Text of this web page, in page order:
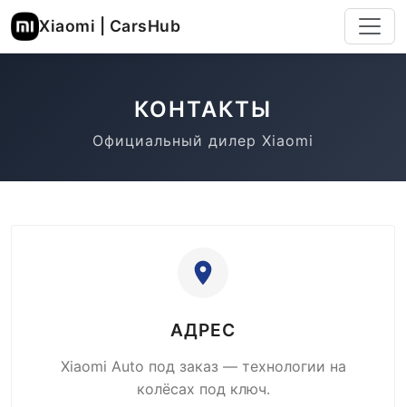
Xiaomi | CarsHub
КОНТАКТЫ
Официальный дилер Xiaomi
АДРЕС
Xiaomi Auto под заказ — технологии на
колёсах под ключ.